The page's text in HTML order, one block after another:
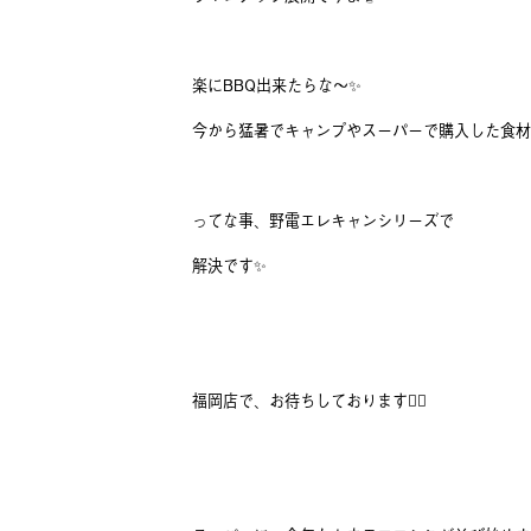
楽にBBQ出来たらな～✨️
今から猛暑でキャンプやスーパーで購入した食
ってな事、野電エレキャンシリーズで
解決です✨️
福岡店で、お待ちしております🙇‍♂️